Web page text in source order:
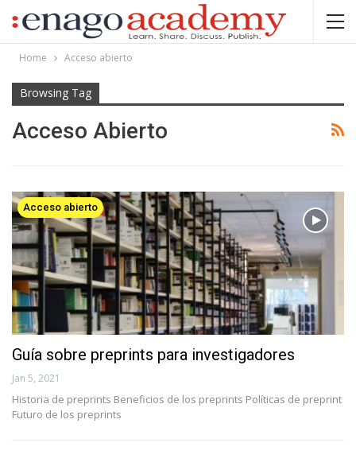
Home Acceso abierto
Browsing Tag
Acceso Abierto
Acceso abierto
Guía sobre preprints para investigadores
Jan 5, 2021
Historia de preprints Beneficios de los preprints Políticas de preprint
Futuro de los preprints